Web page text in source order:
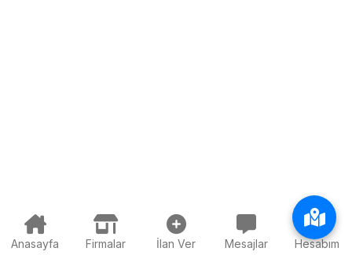
Anasayfa Firmalar İlan Ver Mesajlar Hesabım